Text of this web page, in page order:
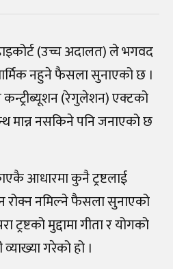
(उच्च अदालत) ले भगवद
नहुने फैसला सुनाएको छ ।
(रेगुलेशन) एक्टको
मान्न नसकिने पनि जनाएको छ
आधारमा कुनै ट्रष्टलाई
रोक्न नमिल्ने फैसला सुनाएको
ट्रष्टको मुद्दामा गीता र योगको
गरेको हो ।